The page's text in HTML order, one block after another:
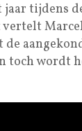
tijdens
toch wordt